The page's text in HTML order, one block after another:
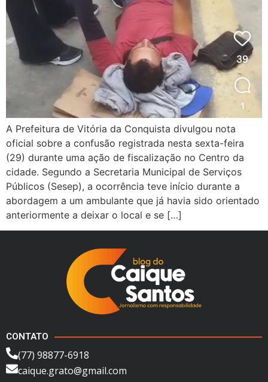
A Prefeitura de Vitória da Conquista divulgou nota
oficial sobre a confusão registrada nesta sexta-feira
(29) durante uma ação de fiscalização no Centro da
cidade. Segundo a Secretaria Municipal de Serviços
Públicos (Sesep), a ocorrência teve início durante a
abordagem a um ambulante que já havia sido orientado
anteriormente a deixar o local e se […]
CONTATO
(77) 98877-6918
caique.grato@gmail.com